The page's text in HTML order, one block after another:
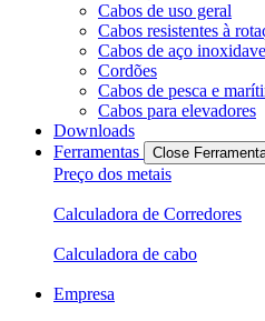
Cabos de uso geral
Cabos resistentes à
Cabos de aço
Cordões
Cabos de pesca e
Cabos para elevadores
Downloads
Ferramentas
Close
Preço dos metais
Calculadora de Corredores
Calculadora de cabo
Empresa